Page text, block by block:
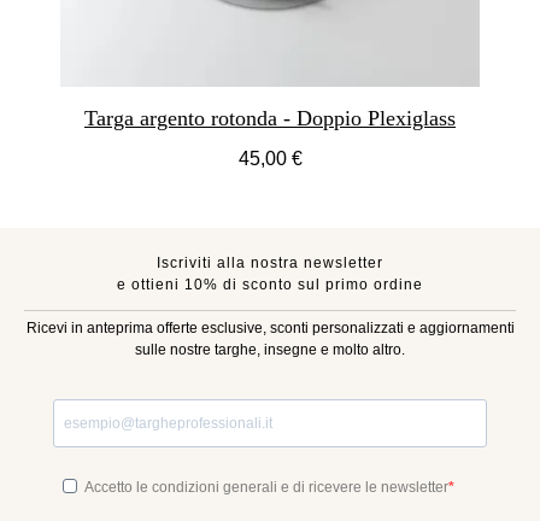
Targa argento rotonda - Doppio Plexiglass
45,00 €
Iscriviti alla nostra newsletter
e ottieni 10% di sconto sul primo ordine
Ricevi in anteprima offerte esclusive, sconti personalizzati e aggiornamenti
sulle nostre targhe, insegne e molto altro.
Accetto le condizioni generali e di ricevere le newsletter